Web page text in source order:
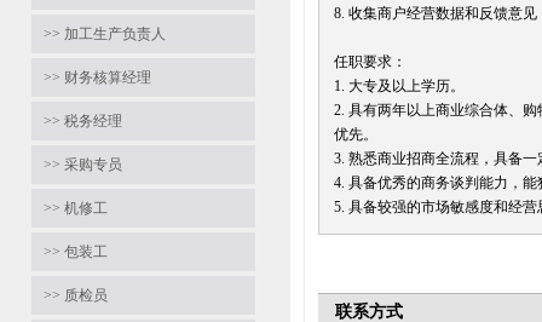
>> 加工生产负责人
>> 财务核算经理
>> 税务经理
>> 采购专员
>> 机修工
>> 包装工
>> 质检员
8. 收集商户经营数据和反馈意
任职要求：
1. 大专及以上学历。
2. 具有两年以上商业综合体、
优先。
3. 熟悉商业招商全流程，具备
4. 具备优秀的商务谈判能力，
5. 具备较强的市场敏感度和经
联系方式